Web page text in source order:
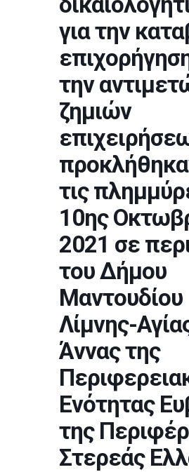
για την
την
ζημιών
τις
10ης
2021 σε
του Δήμου
Μαντουδίου
Λίμνης-
Άννας της
Ενότητας
της
Στερεάς